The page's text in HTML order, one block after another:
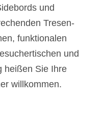
und
Tresen-
funktionalen
und
heißen Sie Ihre
willkommen.